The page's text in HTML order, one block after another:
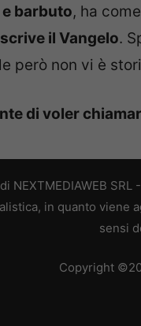
barbuto, ha
scrive il Vangelo.
però non vi è
di voler
NEXTMEDIAWEB
in quanto
sensi
Copyright